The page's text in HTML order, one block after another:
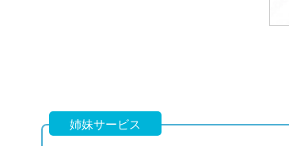
姉妹サービス